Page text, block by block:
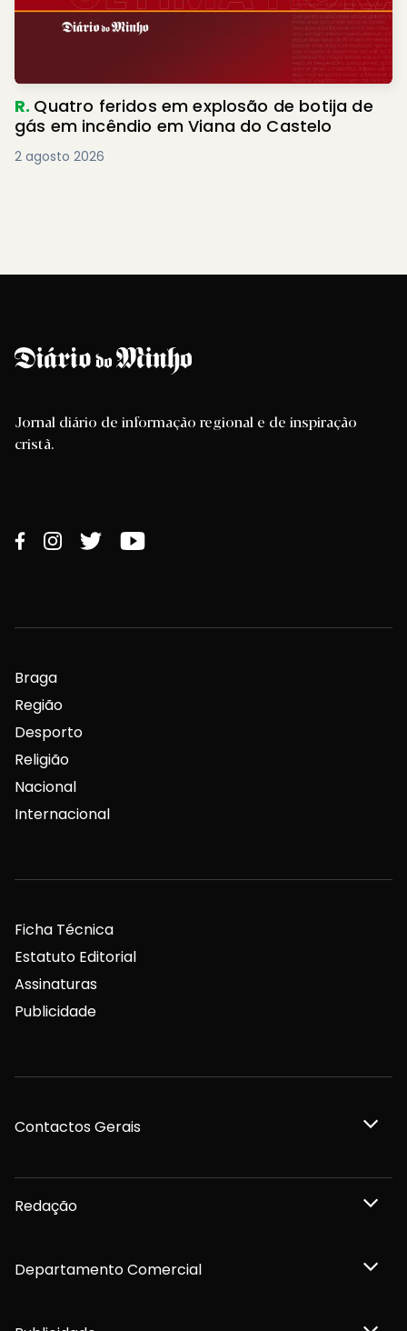
R. Quatro feridos em explosão de botija de
gás em incêndio em Viana do Castelo
2 agosto 2026
Jornal diário de informação regional e de inspiração
cristã.
Braga
Região
Desporto
Religião
Nacional
Internacional
Ficha Técnica
Estatuto Editorial
Assinaturas
Publicidade
Contactos Gerais
Redação
Departamento Comercial